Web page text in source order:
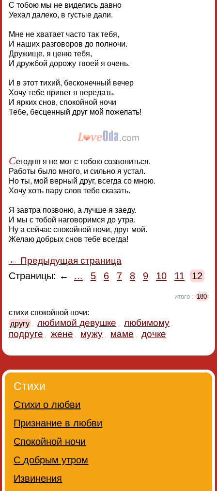
С тобою мы не виделись давно
Уехал далеко, в густые дали.
Мне не хватает часто так тебя,
И наших разговоров до полночи.
Дружище, я ценю тебя,
И дружбой дорожу твоей я очень.
И в этот тихий, бесконечный вечер
Хочу тебе привет я передать.
И ярких снов, спокойной ночи
Тебе, бесценный друг мой пожелать!
Сегодня я не мог с тобою созвониться.
Работы было много, и сильно я устал.
Но ты, мой верный друг, всегда со мною.
Хочу хоть пару слов тебе сказать.
Я завтра позвоню, а лучше я заеду.
И мы с тобой наговоримся до утра.
Ну а сейчас спокойной ночи, друг мой.
Желаю добрых снов тебе всегда!
← Предыдущая страница
Страницы: ← ... 5 6 7 8 9 10 11 12
итого : 180
стихи спокойной ночи:
другу , любимой девушке , любимому ,
подруге , жене , мужу , маме , дочке
Стихи
Стихи о любви
Признание в любви
Спокойной ночи
С добрым утром
Извинения